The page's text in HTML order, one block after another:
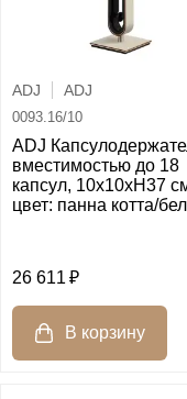
ADJ ADJ
0093.16/10
ADJ
вместимостью до 18
капсул, 10x10xH37
цвет: панна котта/
26 611